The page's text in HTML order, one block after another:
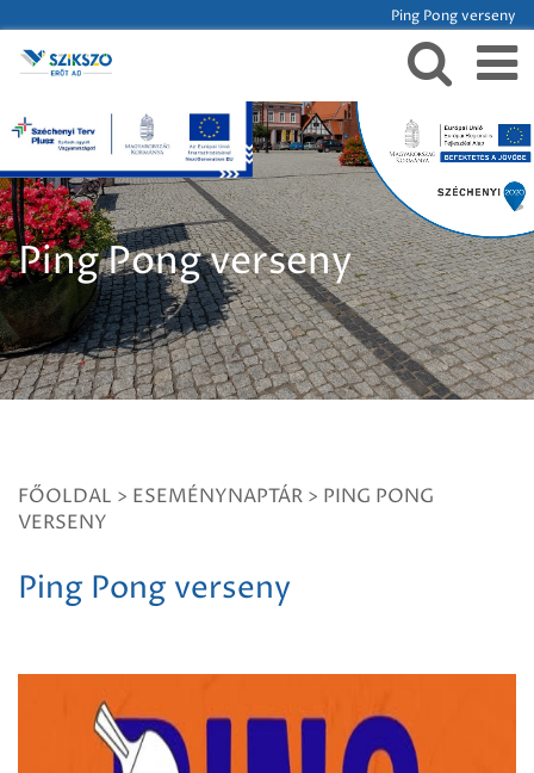
Ping Pong verseny
Ping Pong verseny
FŐOLDAL > ESEMÉNYNAPTÁR > PING PONG
VERSENY
Ping Pong verseny